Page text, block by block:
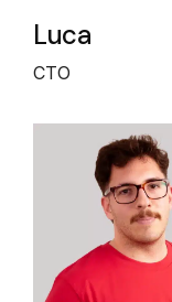
Luca
CTO